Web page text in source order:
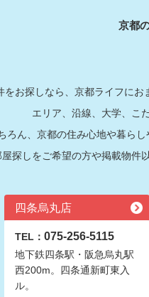
京都
をお探しなら、京都ライフに
エリア、沿線、大学、こ
ろん、京都の住み心地や暮ら
探しをご希望の方や掲載物件
四条烏丸店
TEL： 075-256-5115
地下鉄四条駅・阪急烏丸駅
西200m。四条通新町東入
ル。